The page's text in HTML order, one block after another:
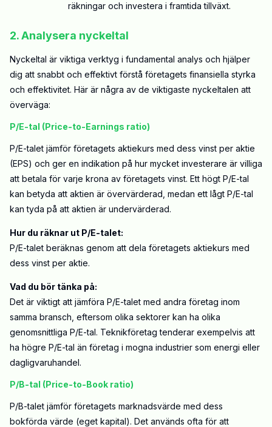
räkningar och investera i framtida tillväxt.
2. Analysera nyckeltal
Nyckeltal är viktiga verktyg i fundamental analys och hjälper
dig att snabbt och effektivt förstå företagets finansiella styrka
och effektivitet. Här är några av de viktigaste nyckeltalen att
överväga:
P/E-tal (Price-to-Earnings ratio)
P/E-talet jämför företagets aktiekurs med dess vinst per aktie
(EPS) och ger en indikation på hur mycket investerare är villiga
att betala för varje krona av företagets vinst. Ett högt P/E-tal
kan betyda att aktien är övervärderad, medan ett lågt P/E-tal
kan tyda på att aktien är undervärderad.
Hur du räknar ut P/E-talet:
P/E-talet beräknas genom att dela företagets aktiekurs med
dess vinst per aktie.
Vad du bör tänka på:
Det är viktigt att jämföra P/E-talet med andra företag inom
samma bransch, eftersom olika sektorer kan ha olika
genomsnittliga P/E-tal. Teknikföretag tenderar exempelvis att
ha högre P/E-tal än företag i mogna industrier som energi eller
dagligvaruhandel.
P/B-tal (Price-to-Book ratio)
P/B-talet jämför företagets marknadsvärde med dess
bokförda värde (eget kapital). Det används ofta för att